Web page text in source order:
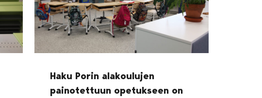
Haku Porin alakoulujen
painotettuun opetukseen on